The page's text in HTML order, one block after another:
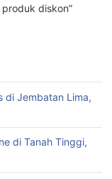
diskon”
di Jembatan Lima,
di Tanah Tinggi,